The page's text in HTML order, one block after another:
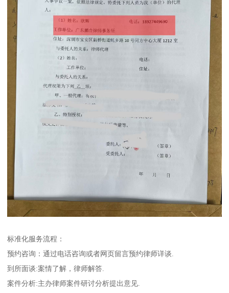
标准化服务流程：
预约咨询：通过电话咨询或者网页留言预约律师详谈.
到所面谈:案情了解，律师解答.
案件分析:主办律师案件研讨分析提出意见.